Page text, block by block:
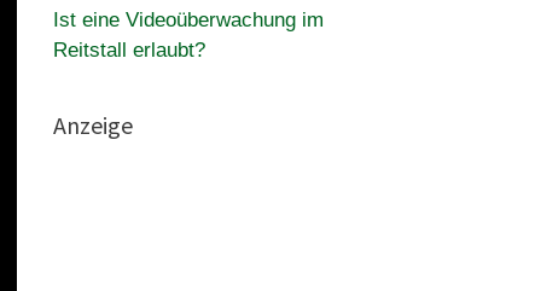
Ist eine Videoüberwachung im
Reitstall erlaubt?
Anzeige